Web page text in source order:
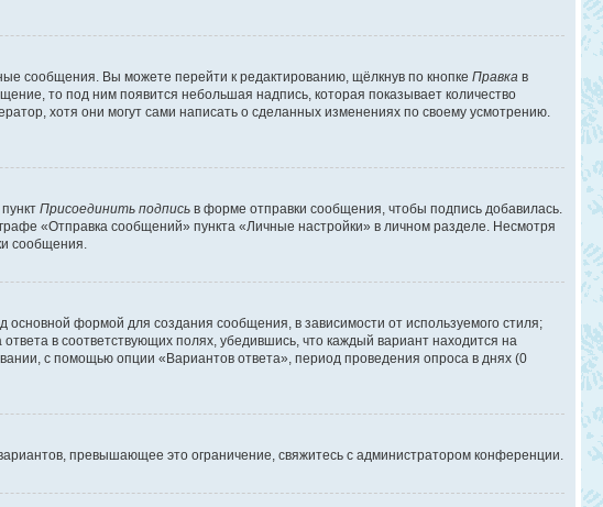
сообщения. Вы можете перейти к редактированию, щёлкнув по кнопке Правка в
то под ним появится небольшая надпись, которая показывает количество
хотя они могут сами написать о сделанных изменениях по своему усмотрению.
Присоединить подпись в форме отправки сообщения, чтобы подпись добавилась.
«Отправка сообщений» пункта «Личные настройки» в личном разделе. Несмотря
сообщения.
основной формой для создания сообщения, в зависимости от используемого стиля;
в соответствующих полях, убедившись, что каждый вариант находится на
с помощью опции «Вариантов ответа», период проведения опроса в днях (0
превышающее это ограничение, свяжитесь с администратором конференции.